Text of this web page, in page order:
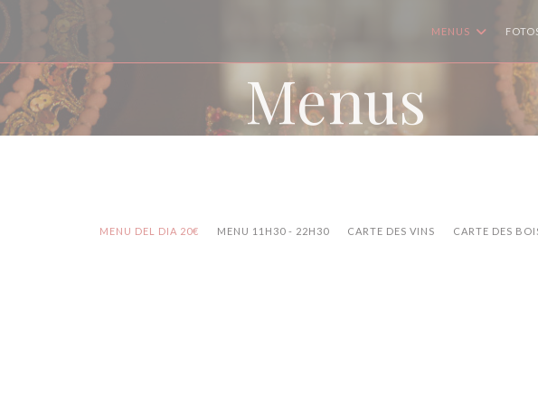
MENUS
Menus
MENU DEL DIA 20€ MENU 11H30 - 22H30 CARTE DES VINS CARTE DES